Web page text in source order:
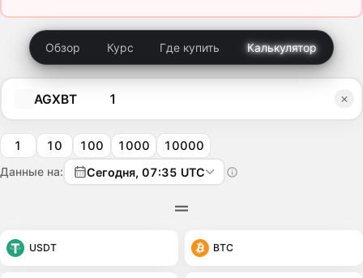
Обзор Курс Где купить Калькулятор
AGXBT
1 10 100 1000 10000
Данные на: Сегодня, 07:35 UTC
USDT BTC